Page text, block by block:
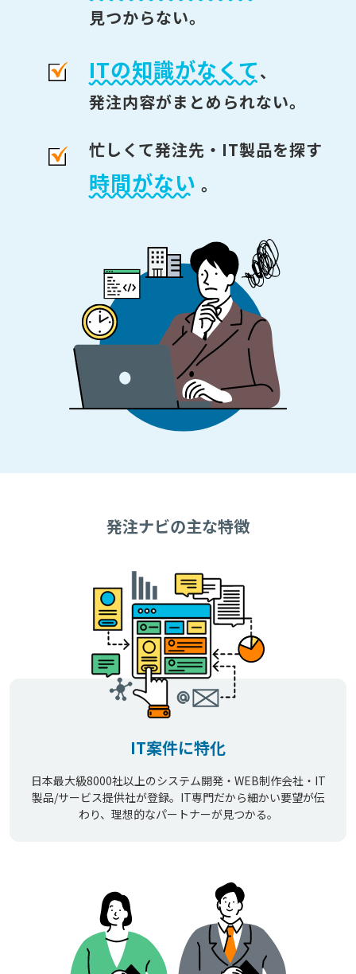
見つからない。
ITの知識がなくて、
発注内容がまとめられない。
忙しくて発注先・IT製品を探す
時間がない 。
発注ナビの主な特徴
IT案件に特化
日本最大級8000社以上のシステム開発・WEB制作会社・IT
製品/サービス提供社が登録。IT専門だから細かい要望が伝
わり、理想的なパートナーが見つかる。